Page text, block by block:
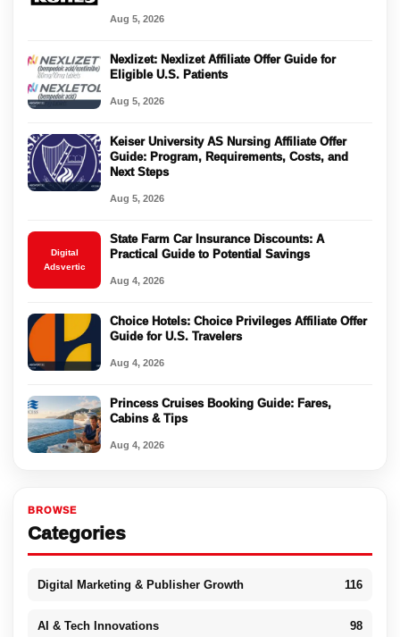
Aug 5, 2026
Nexlizet: Nexlizet Affiliate Offer Guide for
Eligible U.S. Patients
Aug 5, 2026
Keiser University AS Nursing Affiliate Offer
Guide: Program, Requirements, Costs, and
Next Steps
Aug 5, 2026
Digital
Adsvertic
State Farm Car Insurance Discounts: A
Practical Guide to Potential Savings
Aug 4, 2026
Choice Hotels: Choice Privileges Affiliate Offer
Guide for U.S. Travelers
Aug 4, 2026
Princess Cruises Booking Guide: Fares,
Cabins & Tips
Aug 4, 2026
BROWSE
Categories
Digital Marketing & Publisher Growth 116
AI & Tech Innovations 98